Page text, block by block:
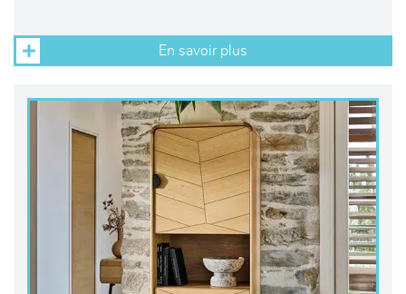
En savoir plus